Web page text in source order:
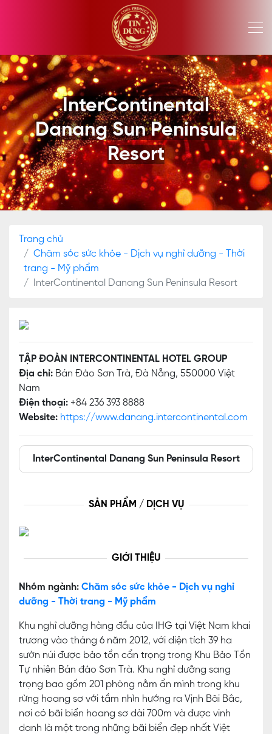
InterContinental
Danang Sun Peninsula
Resort
Trang chủ
Chăm sóc sức khỏe - Dịch vụ nghỉ dưỡng - Thời
trang - Mỹ phẩm
InterContinental Danang Sun Peninsula Resort
TẬP ĐOÀN INTERCONTINENTAL HOTEL GROUP
Địa chỉ: Bán Đảo Sơn Trà, Đà Nẵng, 550000 Việt
Nam
Điện thoại: +84 236 393 8888
Website: https://www.danang.intercontinental.com
InterContinental Danang Sun Peninsula Resort
SẢN PHẨM / DỊCH VỤ
GIỚI THIỆU
Nhóm ngành: Chăm sóc sức khỏe - Dịch vụ nghỉ
dưỡng - Thời trang - Mỹ phẩm
Khu nghỉ dưỡng hàng đầu của IHG tại Việt Nam khai
trương vào tháng 6 năm 2012, với diện tích 39 ha
sườn núi được bảo tồn cẩn trọng trong Khu Bảo Tồn
Tự nhiên Bán đảo Sơn Trà. Khu nghỉ dưỡng sang
trọng bao gồm 201 phòng nằm ẩn mình trong khu
rừng hoang sơ với tầm nhìn hướng ra Vịnh Bãi Bắc,
nơi có bãi biển hoang sơ dài 700m và được vinh
danh là một trong những bãi biển đẹp nhất Việt